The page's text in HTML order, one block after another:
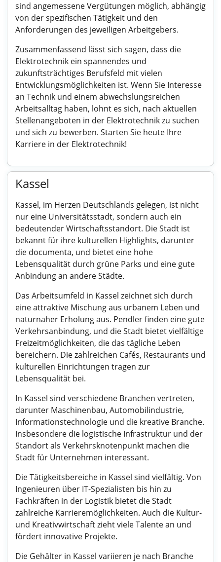
sind angemessene Vergütungen möglich, abhängig
von der spezifischen Tätigkeit und den
Anforderungen des jeweiligen Arbeitgebers.
Zusammenfassend lässt sich sagen, dass die
Elektrotechnik ein spannendes und
zukunftsträchtiges Berufsfeld mit vielen
Entwicklungsmöglichkeiten ist. Wenn Sie Interesse
an Technik und einem abwechslungsreichen
Arbeitsalltag haben, lohnt es sich, nach aktuellen
Stellenangeboten in der Elektrotechnik zu suchen
und sich zu bewerben. Starten Sie heute Ihre
Karriere in der Elektrotechnik!
Kassel
Kassel, im Herzen Deutschlands gelegen, ist nicht
nur eine Universitätsstadt, sondern auch ein
bedeutender Wirtschaftsstandort. Die Stadt ist
bekannt für ihre kulturellen Highlights, darunter
die documenta, und bietet eine hohe
Lebensqualität durch grüne Parks und eine gute
Anbindung an andere Städte.
Das Arbeitsumfeld in Kassel zeichnet sich durch
eine attraktive Mischung aus urbanem Leben und
naturnaher Erholung aus. Pendler finden eine gute
Verkehrsanbindung, und die Stadt bietet vielfältige
Freizeitmöglichkeiten, die das tägliche Leben
bereichern. Die zahlreichen Cafés, Restaurants und
kulturellen Einrichtungen tragen zur
Lebensqualität bei.
In Kassel sind verschiedene Branchen vertreten,
darunter Maschinenbau, Automobilindustrie,
Informationstechnologie und die kreative Branche.
Insbesondere die logistische Infrastruktur und der
Standort als Verkehrsknotenpunkt machen die
Stadt für Unternehmen interessant.
Die Tätigkeitsbereiche in Kassel sind vielfältig. Von
Ingenieuren über IT-Spezialisten bis hin zu
Fachkräften in der Logistik bietet die Stadt
zahlreiche Karrieremöglichkeiten. Auch die Kultur-
und Kreativwirtschaft zieht viele Talente an und
fördert innovative Projekte.
Die Gehälter in Kassel variieren je nach Branche